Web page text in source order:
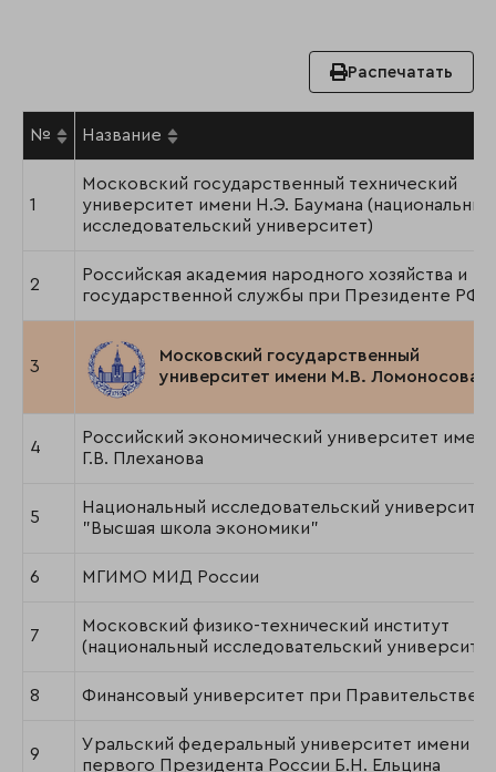
Распечатать
№ Название
1
Московский государственный технический
университет имени Н.Э. Баумана (национальный
исследовательский университет)
2
Российская академия народного хозяйства и
государственной службы при Президенте РФ
3
Московский государственный
университет имени М.В. Ломоносова
4
Российский экономический университет имени
Г.В. Плеханова
5
Национальный исследовательский университет
"Высшая школа экономики"
6 МГИМО МИД России
7
Московский физико-технический институт
(национальный исследовательский
8 Финансовый университет при Правительстве
9
Уральский федеральный университет имени
первого Президента России Б.Н. Ельцина